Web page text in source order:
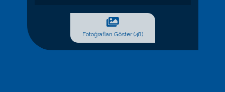
Fotoğrafları Göster (48)